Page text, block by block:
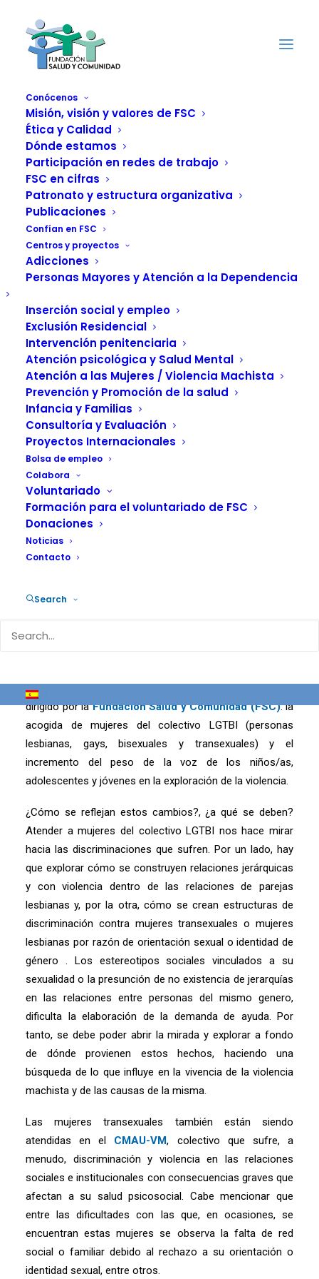
Conócenos
Misión, visión y valores de FSC
Ética y Calidad
Dónde estamos
Participación en redes de trabajo
FSC en cifras
Patronato y estructura organizativa
Publicaciones
Confían en FSC
Centros y proyectos
Adicciones
Personas Mayores y Atención a la Dependencia
Inserción social y empleo
Exclusión Residencial
Intervención penitenciaria
Atención psicológica y Salud Mental
Atención a las Mujeres / Violencia Machista
Prevención y Promoción de la salud
Infancia y Familias
Consultoría y Evaluación
Proyectos Internacionales
Bolsa de empleo
Colabora
Voluntariado
Formación para el voluntariado de FSC
Donaciones
Noticias
Contacto
Search
Ampliando la mirada
en el Centro
Municipal de
Acogida de Urgencia
por Violencia
Machista. Nueva
etapa, nuevos retos
9 MAYO, 2017 | IN OPINIÓN / BLOG | BYFUNDACIÓN SALUD Y
COMUNIDAD
Hay que sumar cambios, ampliar la mirada y abrir
perspectivas para explorar todas las vertientes de la
violencia machista. Este año 2017 se ha comenzado
a cambiar la mirada, a la hora de acompañar, en el
Centro Municipal de Acogida de Urgencia por
Violencia Machista (CMAU-VM); habiéndose
Ayuntamiento de Barcelona y con la intención de
violencia machista y para sus hijos e hijas, gestionado y
dirigido por laFundación Salud y Comunidad (FSC): la
acogida de mujeres del colectivo LGTBI (personas
lesbianas, gays, bisexuales y transexuales) y el
incremento del peso de la voz de los niños/as,
adolescentes y jóvenes en la exploración de la violencia.
¿Cómo se reflejan estos cambios?, ¿a qué se deben?
Atender a mujeres del colectivo LGTBI nos hace mirar
hacia las discriminaciones que sufren. Por un lado, hay
que explorar cómo se construyen relaciones jerárquicas
y con violencia dentro de las relaciones de parejas
lesbianas y, por la otra, cómo se crean estructuras de
discriminación contra mujeres transexuales o mujeres
lesbianas por razón de orientación sexual o identidad de
género . Los estereotipos sociales vinculados a su
sexualidad o la presunción de no existencia de jerarquías
en las relaciones entre personas del mismo genero,
dificulta la elaboración de la demanda de ayuda. Por
tanto, se debe poder abrir la mirada y explorar a fondo
de dónde provienen estos hechos, haciendo una
búsqueda de lo que influye en la vivencia de la violencia
machista y de las causas de la misma.
Las mujeres transexuales también están siendo
atendidas en el CMAU-VM, colectivo que sufre, a
menudo, discriminación y violencia en las relaciones
sociales e institucionales con consecuencias graves que
afectan a su salud psicosocial. Cabe mencionar que
entre las dificultades con las que, en ocasiones, se
encuentran estas mujeres se observa la falta de red
social o familiar debido al rechazo a su orientación o
identidad sexual, entre otros.